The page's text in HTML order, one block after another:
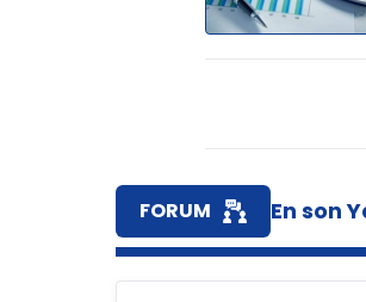
FORUM En son